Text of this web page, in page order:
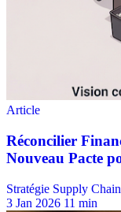
Stratégie Supply Chain
3 Jan 2026 11 min